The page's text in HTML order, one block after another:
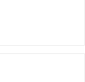
ve